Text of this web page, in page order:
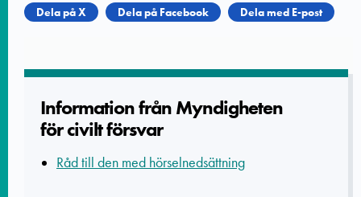
Dela på X
Dela på Facebook Dela med E-post
Informatio­n från Myndighete­n
för civilt försvar
Råd till den med hörselnedsättning